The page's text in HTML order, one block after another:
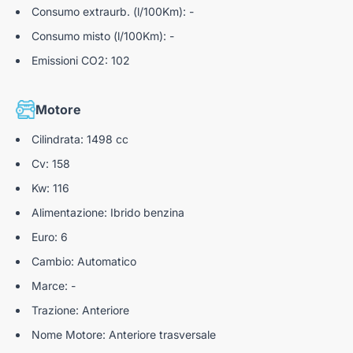
Attacchi isofix posteriori per i seggiolini con top
tether
Vehicle dynamic controls
Cinture di sicurezza con pretensionatori anteriori e
posteriori con avviso
Regolazione altezza cinture di sicurezza anteriori
Emergency call - e-call
Blind Spot Intervention
Stradale)
specchietto di cortesia
Alette parasole guidatore e passeggero illuminate
Consumo extraurb. (l/100Km): -
Consumo misto (l/100Km): -
Emissioni CO2: 102
Motore
Cilindrata: 1498 cc
Cv: 158
Kw: 116
Alimentazione: Ibrido benzina
Euro: 6
Cambio: Automatico
Marce: -
Trazione: Anteriore
Nome Motore: Anteriore trasversale